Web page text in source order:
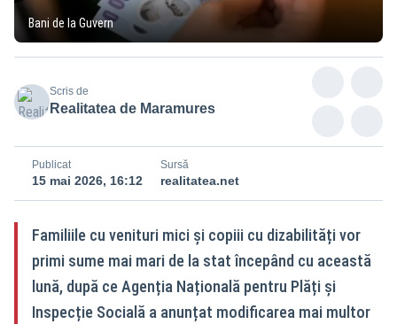
Bani de la Guvern
Scris de
Realitatea de Maramures
Publicat
15 mai 2026, 16:12
Sursă
realitatea.net
Familiile cu venituri mici și copiii cu dizabilități vor
primi sume mai mari de la stat începând cu această
lună, după ce Agenția Națională pentru Plăți și
Inspecție Socială a anunțat modificarea mai multor